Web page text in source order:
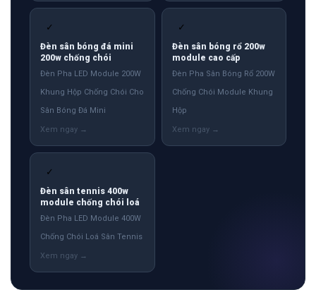
✓
Đèn sân bóng đá mini
200w chống chói
Đèn Pha LED Module 200W
Khung Hộp Chống Chói Cho
Sân Bóng Đá Mini
✓
Đèn sân bóng rổ 200w
module cao cấp
Đèn Pha Sân Bóng Rổ 200W
Chống Chói Module Khung
Hộp
✓
Đèn sân tennis 400w
module chống chói loá
Đèn Pha LED Module 400W
Chống Chói Loá Sân Tennis